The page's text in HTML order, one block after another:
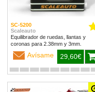
SC-5200
Scaleauto
Equilibrador de ruedas, llantas y
coronas para 2.38mm y 3mm.
Avísame 29,60€